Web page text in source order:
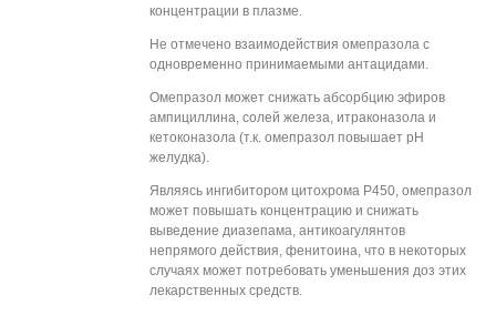
концентрации в плазме.
Не отмечено взаимодействия омепразола с
одновременно принимаемыми антацидами.
Омепразол может снижать абсорбцию эфиров
ампициллина, солей железа, итраконазола и
кетоконазола (т.к. омепразол повышает рН
желудка).
Являясь ингибитором цитохрома Р450, омепразол
может повышать концентрацию и снижать
выведение диазепама, антикоагулянтов
непрямого действия, фенитоина, что в некоторых
случаях может потребовать уменьшения доз этих
лекарственных средств.